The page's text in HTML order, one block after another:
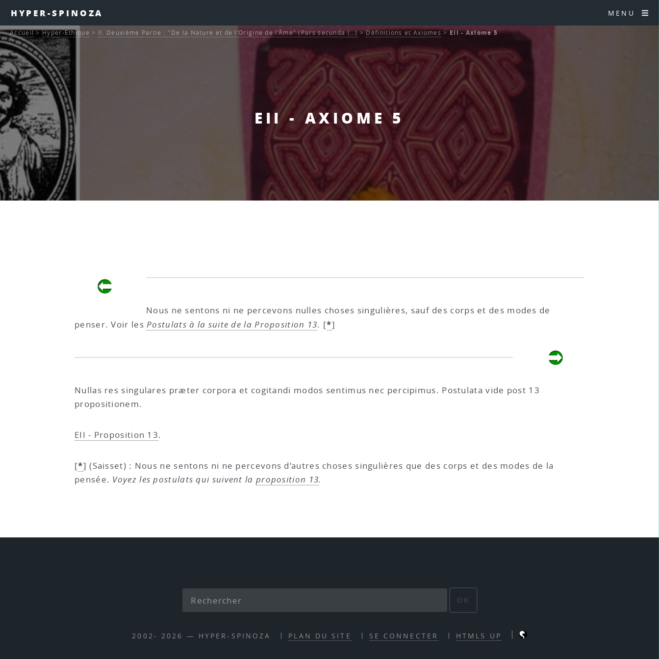
HYPER-SPINOZA MENU
EII - AXIOME 5
Accueil>Hyper-Ethique > II. Deuxième Partie : "De la Nature et de l’Origine de l’Âme" (Pars secunda (…)>Définitions et Axiomes>EII - Axiome 5
Nous ne sentons ni ne percevons nulles choses singulières, sauf des corps et des modes de
penser. Voir lesPostulats à la suite de la Proposition 13. [*]
Nullas res singulares præter corpora et cogitandi modos sentimus nec percipimus. Postulata vide post 13
propositionem.
EII - Proposition 13.
[*](Saisset) : Nous ne sentons ni ne percevons d’autres choses singulières que des corps et des modes de la
pensée. Voyez les postulats qui suivent la proposition 13.
OK
2002- 2026 — HYPER-SPINOZA PLAN DU SITE SE CONNECTER HTML5 UP